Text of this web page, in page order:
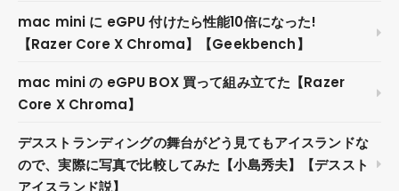
mac mini に eGPU 付けたら性能10倍になった!
【Razer Core X Chroma】【Geekbench】
mac mini の eGPU BOX 買って組み立てた【Razer
Core X Chroma】
デスストランディングの舞台がどう見てもアイスランドな
ので、実際に写真で比較してみた【小島秀夫】【デススト
アイスランド説】